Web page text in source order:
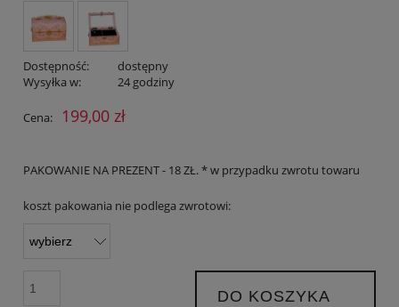
Dostępność:
dostępny
Wysyłka w:
24 godziny
Cena: 199,00 zł
PAKOWANIE NA PREZENT - 18 ZŁ. * w przypadku zwrotu towaru
koszt pakowania nie podlega zwrotowi:
DO KOSZYKA